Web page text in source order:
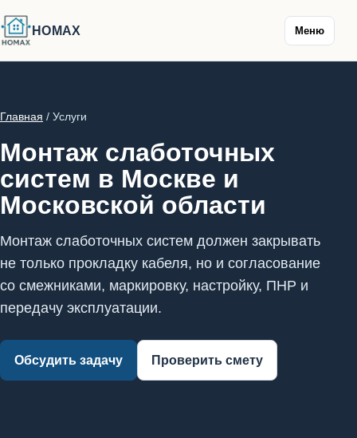
HOMAX Меню
Главная / Услуги
Монтаж слаботочных
систем в Москве и
Московской области
Монтаж слаботочных систем должен закрывать
не только прокладку кабеля, но и согласование
со смежниками, маркировку, настройку, ПНР и
передачу эксплуатации.
Обсудить задачу Проверить смету